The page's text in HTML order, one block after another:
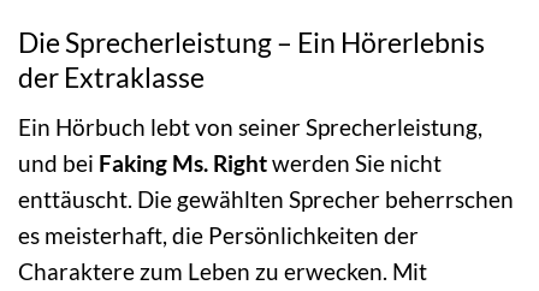
Die Sprecherleistung – Ein Hörerlebnis
der Extraklasse
Ein Hörbuch lebt von seiner Sprecherleistung,
und bei Faking Ms. Rightwerden Sie nicht
enttäuscht. Die gewählten Sprecher beherrschen
es meisterhaft, die Persönlichkeiten der
Charaktere zum Leben zu erwecken. Mit